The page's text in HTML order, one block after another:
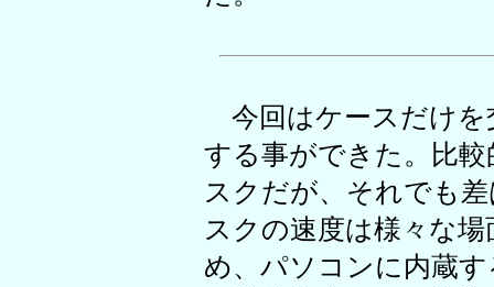
今回はケースだけを
する事ができた。比
スクだが、それでも
スクの速度は様々な
め、パソコンに内蔵